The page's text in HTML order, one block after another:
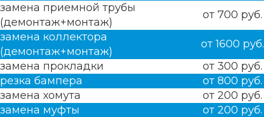
замена приемной трубы
(демонтаж+монтаж)
от 700 руб.
замена коллектора
(демонтаж+монтаж)
от 1600 руб.
замена прокладки
от 300 руб.
резка бампера
от 800 руб.
замена хомута
от 200 руб.
замена муфты
от 200 руб.